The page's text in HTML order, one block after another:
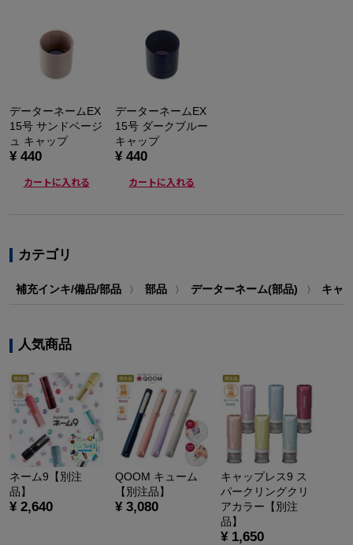
データーネームEX
15号 サンドベージ
ュ キャップ
¥ 440
カートに入れる
データーネームEX
15号 ダークブルー
キャップ
¥ 440
カートに入れる
カテゴリ
補充インキ/備品/部品 〉 部品 〉 データーネーム(部品) 〉 キャ
人気商品
ネーム9【別注
品】
¥ 2,640
QOOM キューム
【別注品】
¥ 3,080
キャップレス9 ス
パークリングクリ
アカラー【別注
品】
¥ 1,650